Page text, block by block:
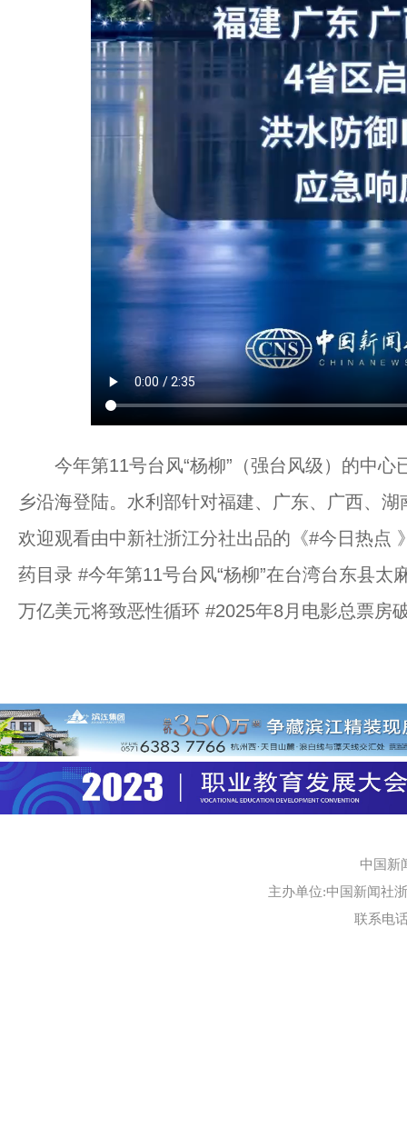
今年第11号台风“杨柳”（强台风级）的中心
乡沿海登陆。水利部针对福建、广东、广西、
欢迎观看由中新社浙江分社出品的《#今日热点
药目录 #今年第11号台风“杨柳”在台湾台东县
万亿美元将致恶性循环 #2025年8月电影总票房
中国新
主办单位:中国新闻社
联系电